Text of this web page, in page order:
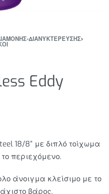
ΔΙΑΝΥΚΤΕΡΕΥΣΗΣ›
Eddy
18/8” με διπλό τοίχωμα
περιεχόμενο.
άνοιγμα κλείσιμο με το
βάρος.